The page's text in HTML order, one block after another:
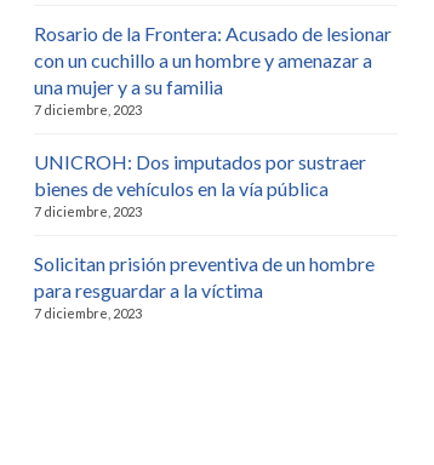
Rosario de la Frontera: Acusado de lesionar
con un cuchillo a un hombre y amenazar a
una mujer y a su familia
7 diciembre, 2023
UNICROH: Dos imputados por sustraer
bienes de vehículos en la vía pública
7 diciembre, 2023
Solicitan prisión preventiva de un hombre
para resguardar a la víctima
7 diciembre, 2023